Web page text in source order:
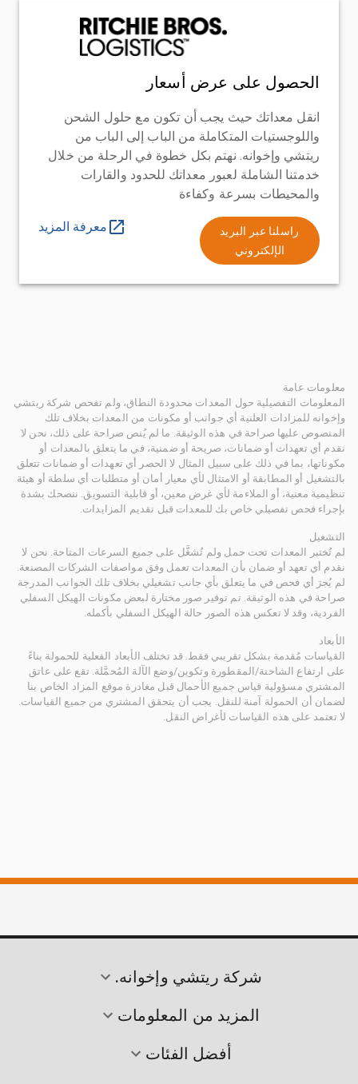
الحصول على عرض أسعار
انقل معداتك حيث يجب أن تكون مع حلول الشحن
واللوجستيات المتكاملة من الباب إلى الباب من
ريتشي وإخوانه. نهتم بكل خطوة في الرحلة من خلال
خدمتنا الشاملة لعبور معداتك للحدود والقارات
والمحيطات بسرعة وكفاءة
راسلنا عبر البريد
الإلكتروني
معرفة المزيد
معلومات عامة
المعلومات التفصيلية حول المعدات محدودة النطاق، ولم تفحص شركة ريتشي
وإخوانه للمزادات العلنية أي جوانب أو مكونات من المعدات بخلاف تلك
المنصوص عليها صراحة في هذه الوثيقة. ما لم يُنص صراحة على ذلك، نحن لا
نقدم أي تعهدات أو ضمانات، صريحة أو ضمنية، في ما يتعلق بالمعدات أو
مكوناتها، بما في ذلك على سبيل المثال لا الحصر أي تعهدات أو ضمانات تتعلق
بالتشغيل أو المطابقة أو الامتثال لأي معيار أمان أو متطلبات أي سلطة أو هيئة
تنظيمية معنية، أو الملاءمة لأي غرض معين، أو قابلية التسويق. ننصحك بشدة
بإجراء فحص تفصيلي خاص بك للمعدات قبل تقديم المزايدات.
التشغيل
لم تُختبر المعدات تحت حمل ولم تُشغَّل على جميع السرعات المتاحة. نحن لا
نقدم أي تعهد أو ضمان بأن المعدات تعمل وفق مواصفات الشركات المصنعة.
لم يُجرَ أي فحص في ما يتعلق بأي جانب تشغيلي بخلاف تلك الجوانب المدرجة
صراحة في هذه الوثيقة. تم توفير صور مختارة لبعض مكونات الهيكل السفلي
الفردية، وقد لا تعكس هذه الصور حالة الهيكل السفلي بأكمله.
الأبعاد
القياسات مُقدمة بشكل تقريبي فقط. قد تختلف الأبعاد الفعلية للحمولة بناءً
على ارتفاع الشاحنة/المقطورة وتكوين/وضع الآلة المُحمَّلة. تقع على عاتق
المشتري مسؤولية قياس جميع الأحمال قبل مغادرة موقع المزاد الخاص بنا
لضمان أن الحمولة آمنة للنقل. يجب أن يتحقق المشتري من جميع القياسات.
لا تعتمد على هذه القياسات لأغراض النقل.
شركة ريتشي وإخوانه.
المزيد من المعلومات
أفضل الفئات